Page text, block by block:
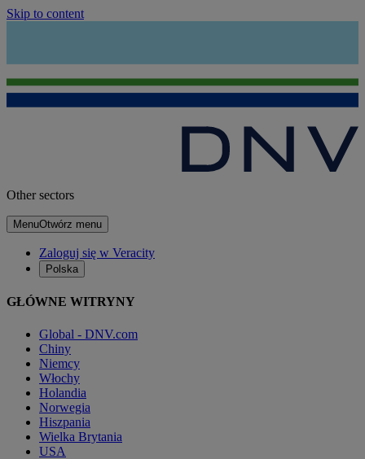
Skip to content
Other sectors
MenuOtwórz menu
Zaloguj się w Veracity
Polska
GŁÓWNE WITRYNY
Global - DNV.com
Chiny
Niemcy
Włochy
Holandia
Norwegia
Hiszpania
Wielka Brytania
USA